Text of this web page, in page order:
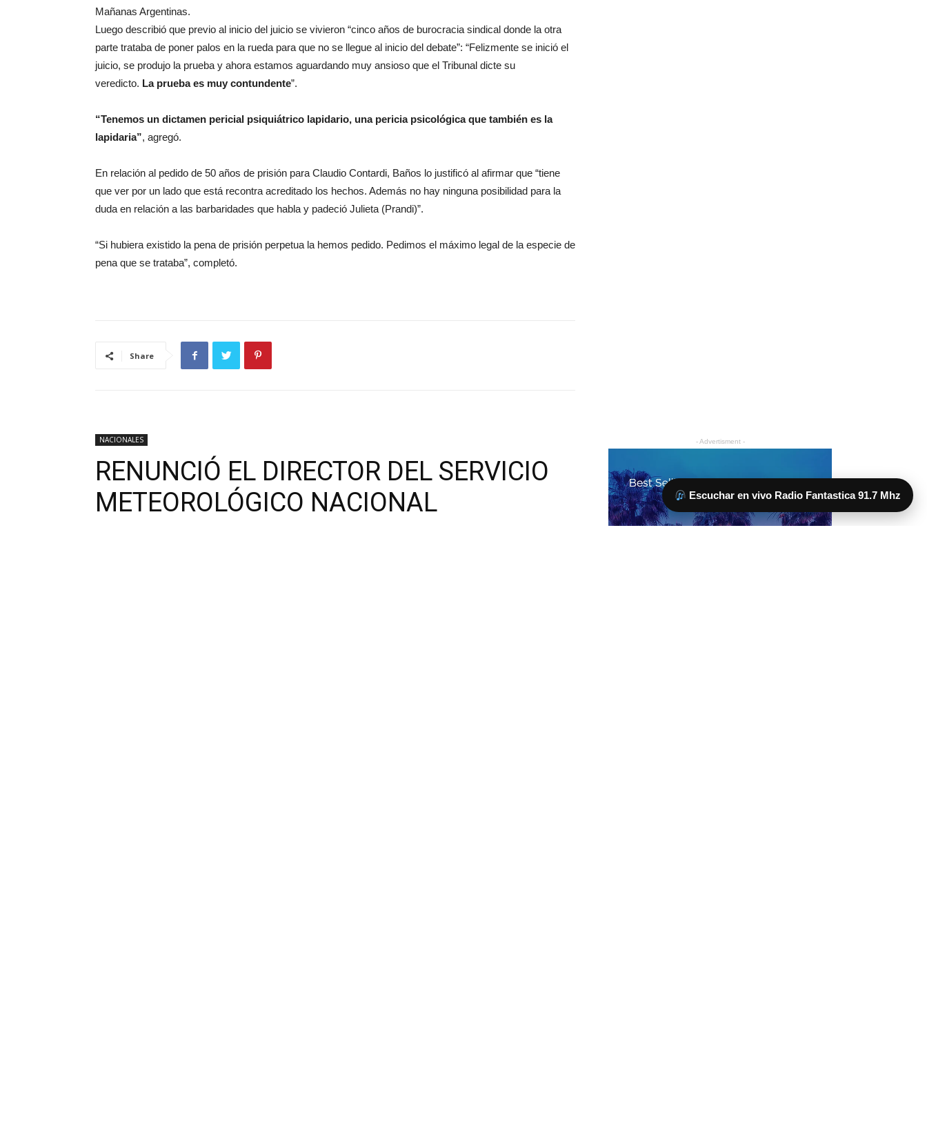
Escuchar en vivo Radio Fantastica 91.7 Mhz
Mañanas Argentinas.
Luego describió que previo al inicio del juicio se vivieron “cinco años de burocracia sindical donde la otra
parte trataba de poner palos en la rueda para que no se llegue al inicio del debate”: “Felizmente se inició el
juicio, se produjo la prueba y ahora estamos aguardando muy ansioso que el Tribunal dicte su
veredicto. La prueba es muy contundente”.
“Tenemos un dictamen pericial psiquiátrico lapidario, una pericia psicológica que también es la
lapidaria”, agregó.
En relación al pedido de 50 años de prisión para Claudio Contardi, Baños lo justificó al afirmar que “tiene
que ver por un lado que está recontra acreditado los hechos. Además no hay ninguna posibilidad para la
duda en relación a las barbaridades que habla y padeció Julieta (Prandi)”.
“Si hubiera existido la pena de prisión perpetua la hemos pedido. Pedimos el máximo legal de la especie de
pena que se trataba”, completó.
Share